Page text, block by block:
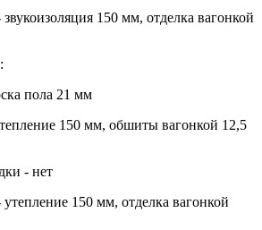
150 мм, отделка вагонкой
пола 21 мм
150 мм, обшиты вагонкой 12,5
- нет
150 мм, отделка вагонкой